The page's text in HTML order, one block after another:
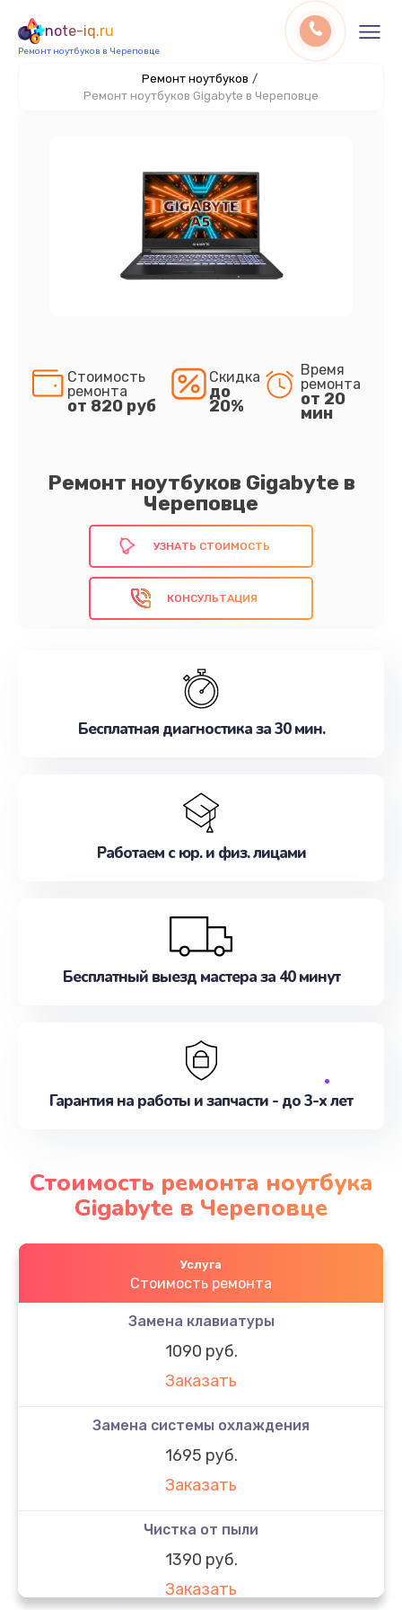
note-iq.ru
Ремонт ноутбуков в Череповце
Ремонт ноутбуков /
Ремонт ноутбуков Gigabyte в Череповце
Ремонт ноутбуков Gigabyte в
Череповце
Стоимость
ремонта
от 820 руб
Скидка
до
20%
Время
ремонта
от 20
мин
УЗНАТЬ СТОИМОСТЬ
КОНСУЛЬТАЦИЯ
Бесплатная диагностика за 30 мин.
Работаем с юр. и физ. лицами
Бесплатный выезд мастера за 40 минут
Гарантия на работы и запчасти - до 3-х лет
Стоимость ремонта ноутбука
Gigabyte в Череповце
Услуга
Стоимость ремонта
Замена клавиатуры
1090 руб.
Заказать
Замена системы охлаждения
1695 руб.
Заказать
Чистка от пыли
1390 руб.
Заказать